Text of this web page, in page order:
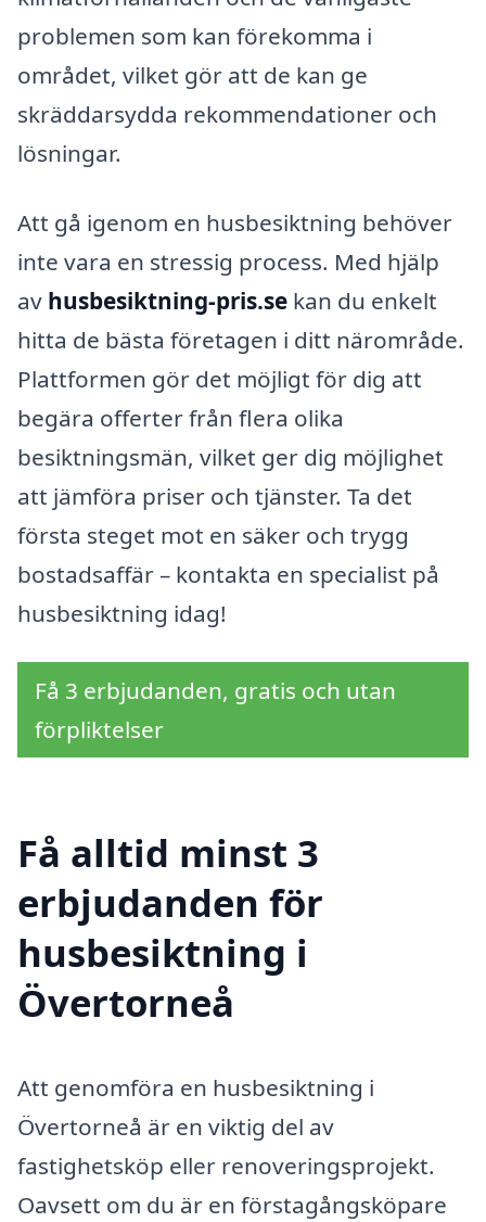
problemen som kan förekomma i
området, vilket gör att de kan ge
skräddarsydda rekommendationer och
lösningar.
Att gå igenom en husbesiktning behöver
inte vara en stressig process. Med hjälp
av husbesiktning-pris.se kan du enkelt
hitta de bästa företagen i ditt närområde.
Plattformen gör det möjligt för dig att
begära offerter från flera olika
besiktningsmän, vilket ger dig möjlighet
att jämföra priser och tjänster. Ta det
första steget mot en säker och trygg
bostadsaffär – kontakta en specialist på
husbesiktning idag!
Få 3 erbjudanden, gratis och utan
förpliktelser
Få alltid minst 3
erbjudanden för
husbesiktning i
Övertorneå
Att genomföra en husbesiktning i
Övertorneå är en viktig del av
fastighetsköp eller renoveringsprojekt.
Oavsett om du är en förstagångsköpare